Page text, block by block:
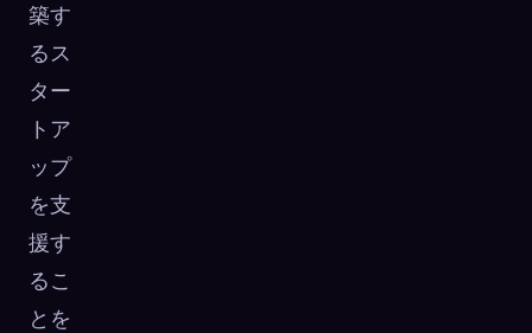
築す
るス
ター
トア
ップ
を支
援す
るこ
とを